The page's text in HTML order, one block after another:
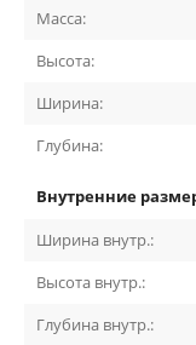
Масса:
Высота:
Ширина:
Глубина:
Внутренние
Ширина внутр.:
Высота внутр.:
Глубина внутр.: